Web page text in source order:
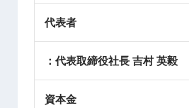
代表者
：代表取締役社長 吉村 英毅
資本金